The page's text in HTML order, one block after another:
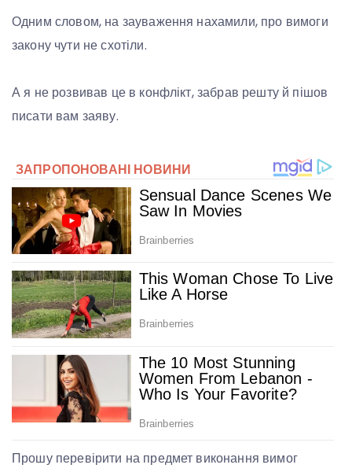
Одним словом, на зауваження нахамили, про вимоги
закону чути не схотіли.
А я не розвивав це в конфлікт, забрав решту й пішов
писати вам заяву.
Прошу перевірити на предмет виконання вимог